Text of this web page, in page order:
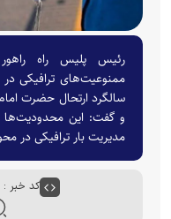
رئیس پلیس راه
ممنوعیت‌های ترافیکی
و گفت: این محدودیت‌ها
مدیریت بار ترافیکی در
کد خبر : ۱۰۶۰۲۵۰